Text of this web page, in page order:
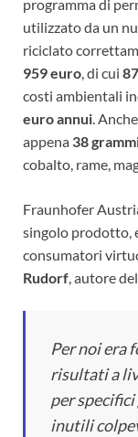
programma di
utilizzato da un
riciclato
959 euro, di cui
costi ambientali
euro annui.
appena 38
cobalto, rame,
Fraunhofer
singolo prodotto,
consumatori
Rudorf, autore
Per noi era
risultati a
per
inutili